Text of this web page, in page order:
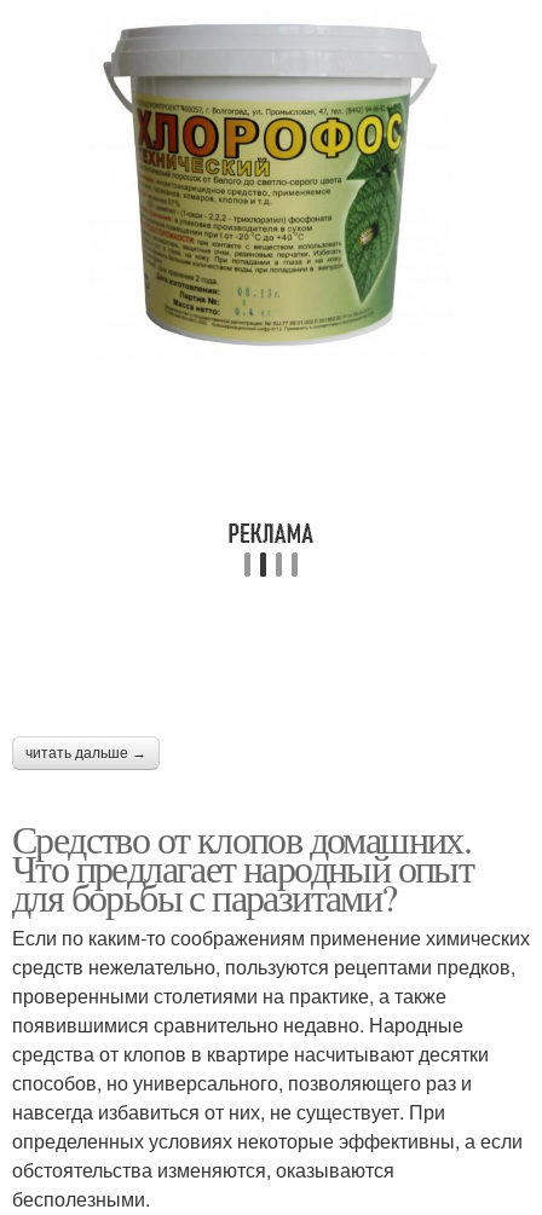
читать дальше →
Средство от клопов домашних.
Что предлагает народный опыт
для борьбы с паразитами?
Если по каким-то соображениям применение химических
средств нежелательно, пользуются рецептами предков,
проверенными столетиями на практике, а также
появившимися сравнительно недавно. Народные
средства от клопов в квартире насчитывают десятки
способов, но универсального, позволяющего раз и
навсегда избавиться от них, не существует. При
определенных условиях некоторые эффективны, а если
обстоятельства изменяются, оказываются
бесполезными.